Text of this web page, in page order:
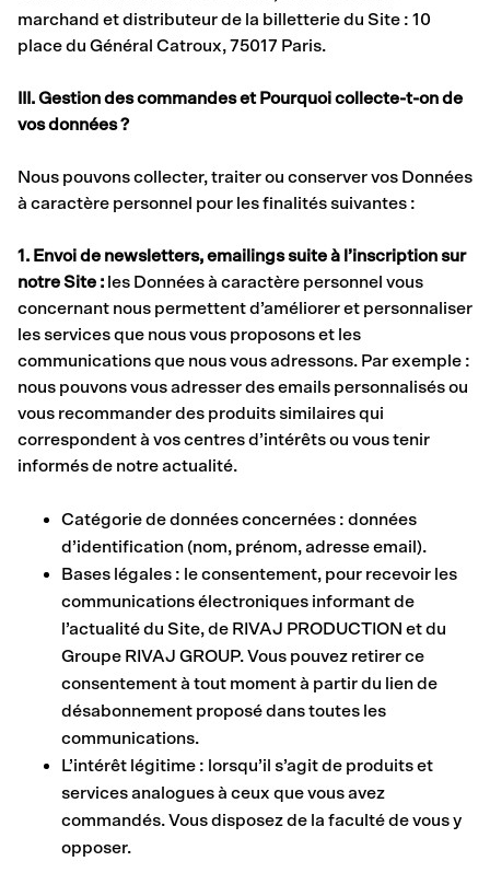
marchand et distributeur de la billetterie du Site : 10
place du Général Catroux, 75017 Paris.
III. Gestion des commandes et Pourquoi collecte-t-on de
vos données ?
Nous pouvons collecter, traiter ou conserver vos Données
à caractère personnel pour les finalités suivantes :
1. Envoi de newsletters, emailings suite à l’inscription sur
notre Site : les Données à caractère personnel vous
concernant nous permettent d’améliorer et personnaliser
les services que nous vous proposons et les
communications que nous vous adressons. Par exemple :
nous pouvons vous adresser des emails personnalisés ou
vous recommander des produits similaires qui
correspondent à vos centres d’intérêts ou vous tenir
informés de notre actualité.
Catégorie de données concernées : données
d’identification (nom, prénom, adresse email).
Bases légales : le consentement, pour recevoir les
communications électroniques informant de
l’actualité du Site, de RIVAJ PRODUCTION et du
Groupe RIVAJ GROUP. Vous pouvez retirer ce
consentement à tout moment à partir du lien de
désabonnement proposé dans toutes les
communications.
L’intérêt légitime : lorsqu’il s’agit de produits et
services analogues à ceux que vous avez
commandés. Vous disposez de la faculté de vous y
opposer.